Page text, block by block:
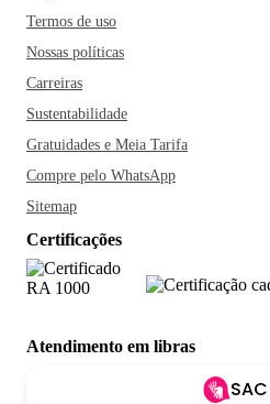
Termos de uso
Nossas políticas
Carreiras
Sustentabilidade
Gratuidades e Meia Tarifa
Compre pelo WhatsApp
Sitemap
Certificações
Atendimento em libras